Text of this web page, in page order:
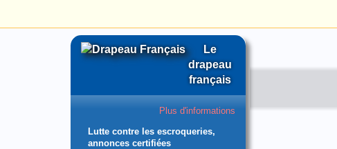
Le
drapeau
français
Plus d'informations
Lutte contre les escroqueries,
annonces certifiées